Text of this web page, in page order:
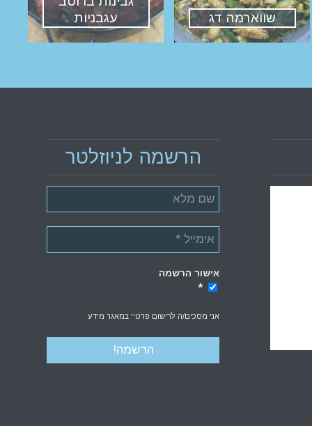
שווארמה דג
עגבניות
הרשמה לניוזלטר
אישור הרשמה
*
אני מסכים/ה לרישום פרטיי במאגר מידע